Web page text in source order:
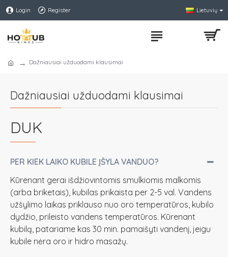
Login Register Lietuvių
Dažniausiai užduodami klausimai
Dažniausiai užduodami klausimai
DUK
PER KIEK LAIKO KUBILE ĮŠYLA VANDUO?
Kūrenant gerai išdžiovintomis smulkiomis malkomis
(arba briketais), kubilas prikaista per 2-5 val. Vandens
užšylimo laikas priklauso nuo oro temperatūros, kubilo
dydžio, prileisto vandens temperatūros. Kūrenant
kubilą, patariame kas 30 min. pamaišyti vandenį, jeigu
kubile nėra oro ir hidro masažų.